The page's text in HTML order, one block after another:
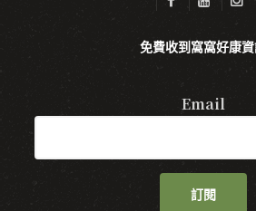
免費收到窩窩好康
Email
訂閱